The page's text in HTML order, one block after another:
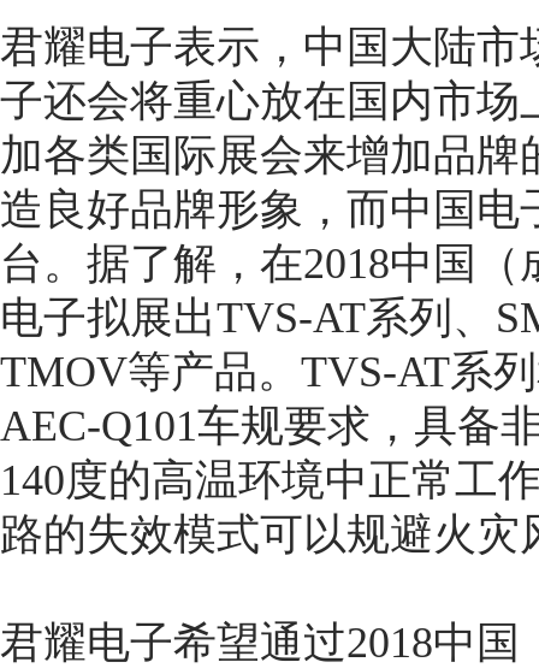
君耀电子表示，中国大陆
子还会将重心放在国内市
加各类国际展会来增加品
造良好品牌形象，而中国
台。据了解，在2018中国
电子拟展出TVS-AT系列、
TMOV等产品。TVS-AT系
AEC-Q101车规要求，具备
140度的高温环境中正常工
路的失效模式可以规避火灾
君耀电子希望通过2018中